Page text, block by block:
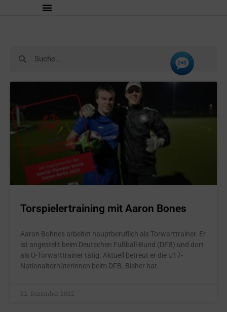
Torspielertraining mit Aaron Bones
Aaron Bohnes arbeitet hauptberuflich als Torwarttrainer. Er
ist angestellt beim Deutschen Fußball-Bund (DFB) und dort
als U-Torwarttrainer tätig. Aktuell betreut er die U17-
Nationaltorhüterinnen beim DFB. Bisher hat
22. Dezember 2022